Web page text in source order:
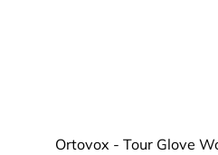
Ortovox - Tour Glove